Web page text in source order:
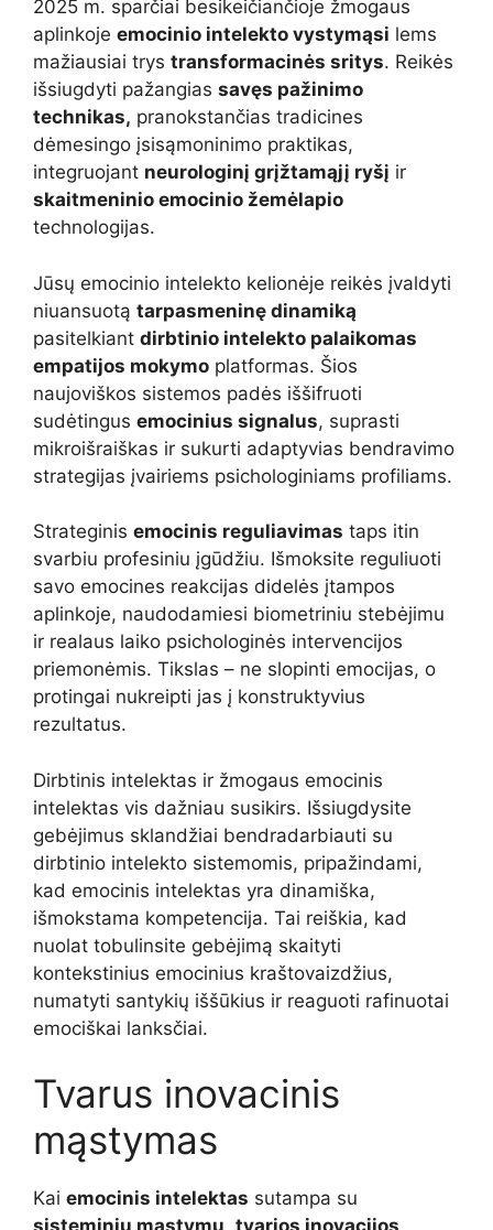
2025 m. sparčiai besikeičiančioje žmogaus
aplinkoje emocinio intelekto vystymąsi lems
mažiausiai trys transformacinės sritys. Reikės
išsiugdyti pažangias savęs pažinimo
technikas, pranokstančias tradicines
dėmesingo įsisąmoninimo praktikas,
integruojant neurologinį grįžtamąjį ryšį ir
skaitmeninio emocinio žemėlapio
technologijas.
Jūsų emocinio intelekto kelionėje reikės įvaldyti
niuansuotą tarpasmeninę dinamiką
pasitelkiant dirbtinio intelekto palaikomas
empatijos mokymo platformas. Šios
naujoviškos sistemos padės iššifruoti
sudėtingus emocinius signalus, suprasti
mikroišraiškas ir sukurti adaptyvias bendravimo
strategijas įvairiems psichologiniams profiliams.
Strateginis emocinis reguliavimas taps itin
svarbiu profesiniu įgūdžiu. Išmoksite reguliuoti
savo emocines reakcijas didelės įtampos
aplinkoje, naudodamiesi biometriniu stebėjimu
ir realaus laiko psichologinės intervencijos
priemonėmis. Tikslas – ne slopinti emocijas, o
protingai nukreipti jas į konstruktyvius
rezultatus.
Dirbtinis intelektas ir žmogaus emocinis
intelektas vis dažniau susikirs. Išsiugdysite
gebėjimus sklandžiai bendradarbiauti su
dirbtinio intelekto sistemomis, pripažindami,
kad emocinis intelektas yra dinamiška,
išmokstama kompetencija. Tai reiškia, kad
nuolat tobulinsite gebėjimą skaityti
kontekstinius emocinius kraštovaizdžius,
numatyti santykių iššūkius ir reaguoti rafinuotai
emociškai lanksčiai.
Tvarus inovacinis
mąstymas
Kai emocinis intelektas sutampa su